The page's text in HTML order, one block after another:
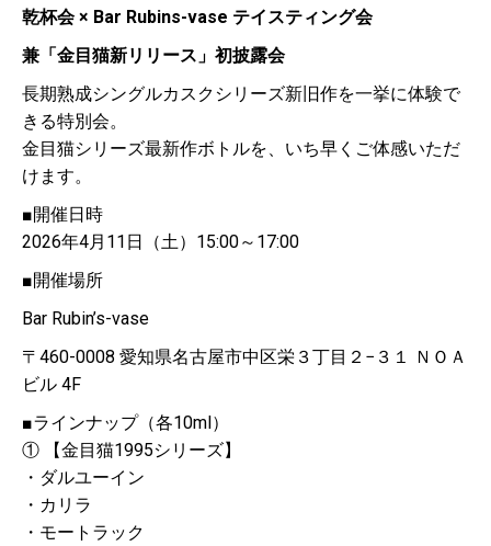
乾杯会 × Bar Rubins-vase テイスティング会
兼「金目猫新リリース」初披露会
長期熟成シングルカスクシリーズ新旧作を一挙に体験で
きる特別会。
金目猫シリーズ最新作ボトルを、いち早くご体感いただ
けます。
■開催日時
2026年4月11日（土）15:00～17:00
■開催場所
Bar Rubin’s-vase
〒460-0008 愛知県名古屋市中区栄３丁目２−３１ ＮＯＡ
ビル 4F
■ラインナップ（各10ml）
① 【金目猫1995シリーズ】
・ダルユーイン
・カリラ
・モートラック